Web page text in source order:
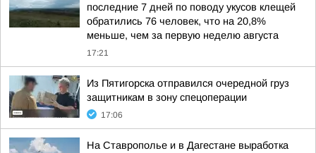
последние 7 дней по поводу укусов клещей
обратились 76 человек, что на 20,8%
меньше, чем за первую неделю августа
17:21
Из Пятигорска отправился очередной груз
защитникам в зону спецоперации
17:06
На Ставрополье и в Дагестане выработка